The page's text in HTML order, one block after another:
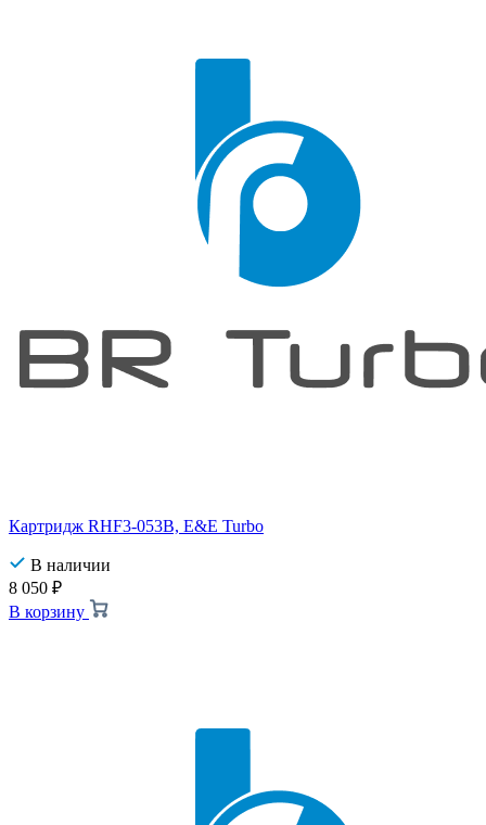
Картридж RHF3-053B, E&E Turbo
В наличии
8 050 ₽
В корзину